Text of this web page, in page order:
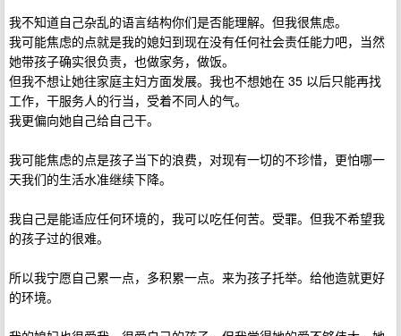
我不知道自己杂乱的语言结构你们是否能理解。但我很焦虑。
我可能焦虑的点就是我的媳妇到现在没有任何社会责任能力吧，当然
她带孩子确实很负责，也做家务，做饭。
但我不想让她往家庭主妇方面发展。我也不想她在 35 以后只能再找
工作，干服务人的行当，受着不同人的气。
我更偏向她自己给自己干。
我可能焦虑的点是孩子当下的浪费，对现有一切的不珍惜，更怕哪一
天我们的生活水准继续下降。
我自己是能适应任何环境的，我可以吃任何苦。受罪。但我不希望我
的孩子过的很难。
所以我宁愿自己累一点，多积累一点。来为孩子托举。给他造就更好
的环境。